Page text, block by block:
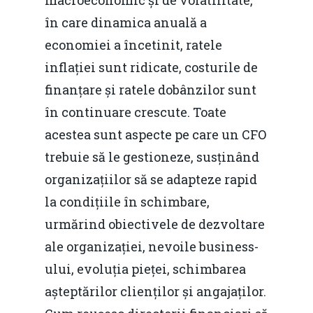
în care dinamica anuală a
economiei a încetinit, ratele
inflației sunt ridicate, costurile de
finanțare și ratele dobânzilor sunt
în continuare crescute. Toate
acestea sunt aspecte pe care un CFO
trebuie să le gestioneze, susținând
organizațiilor să se adapteze rapid
la condițiile în schimbare,
urmărind obiectivele de dezvoltare
ale organizației, nevoile business-
ului, evoluția pieței, schimbarea
așteptărilor clienților și angajaților.